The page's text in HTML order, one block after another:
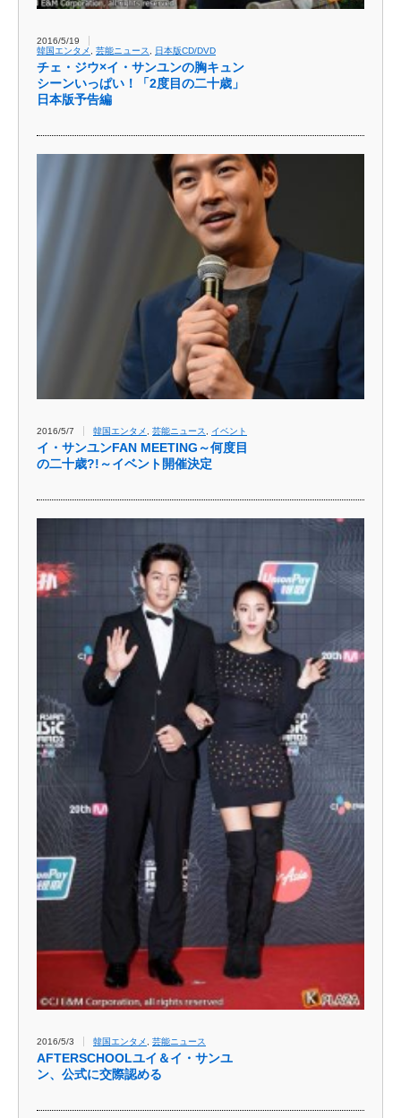
2016/5/19
韓国エンタメ
芸能ニュース 日本版CD/DVD
チェ・ジウ×イ・サンユンの胸キュン
シーンいっぱい！「2度目の二十歳」
日本版予告編
2016/5/7 韓国エンタメ , 芸能ニュース, イベント
イ・サンユンFAN MEETING～何度目
の二十歳?!～イベント開催決定
2016/5/3 韓国エンタメ , 芸能ニュース
AFTERSCHOOLユイ＆イ・サンユ
ン、公式に交際認める